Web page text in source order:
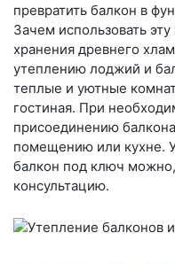
превратить балкон в
Зачем использовать
хранения древнего
утеплению лоджий и
теплые и уютные
гостиная. При
присоединению
помещению или кухне.
балкон под ключ
консультацию.